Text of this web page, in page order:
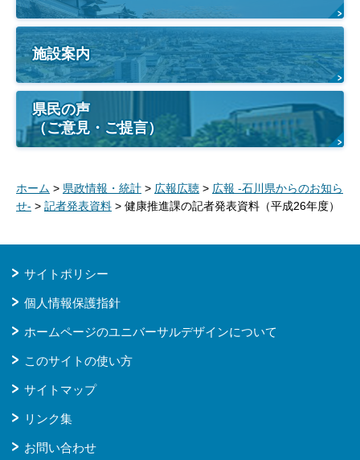
施設案内
県民の声
（ご意見・ご提言）
ホーム > 県政情報・統計 > 広報広聴 > 広報 -石川県からのお知ら
せ- > 記者発表資料 > 健康推進課の記者発表資料（平成26年度）
サイトポリシー
個人情報保護指針
ホームページのユニバーサルデザインについて
このサイトの使い方
サイトマップ
リンク集
お問い合わせ